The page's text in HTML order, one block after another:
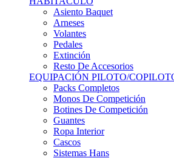
Arneses
Volantes
Pedales
Extinción
Resto De Accesorios
EQUIPACIÓN PILOTO/COPILOTO
Packs Completos
Monos De Competición
Botines De Competición
Guantes
Ropa Interior
Cascos
Sistemas Hans
Bolsas Y Mochilas